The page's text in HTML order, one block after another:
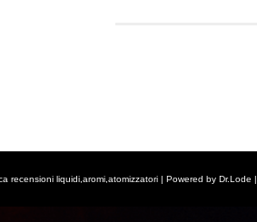
recensioni liquidi,aromi,atomizzatori | Powered by Dr.Lode |